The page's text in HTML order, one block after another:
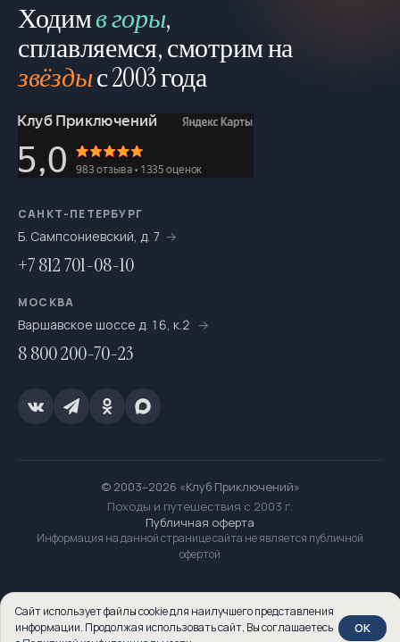
Ходимв горы,
сплавляемся, смотрим на
звёздыс 2003 года
САНКТ-ПЕТЕРБУРГ
Б. Сампсониевский, д. 7
+7 812 701-08-10
МОСКВА
Варшавское шоссе д. 16, к.2
8 800 200-70-23
© 2003–2026 «Клуб Приключений»
Походы и путешествия с 2003 г.
Публичная оферта
Информация на данной странице сайта не является публичной
офертой
Сайт использует файлы cookie для наилучшего представления
информации. Продолжая использовать сайт, Вы соглашаетесь
OK